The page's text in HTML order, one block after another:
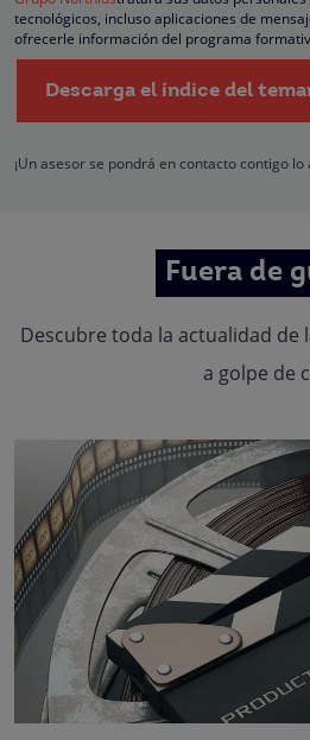
tecnológicos, incluso aplicaciones de
ofrecerle información del programa
directamente relacionados con el interés
tramitar la contratación correspondiente.
empresas que conforman elGrupo Northius
hacerle llegar la mejor oferta de productos
oposición, limitación, tal y como se explica
Descarga el índice del
¡Un asesor se pondrá en contacto contigo lo
Fuera de
Descubre toda la actualidad de
a golpe de